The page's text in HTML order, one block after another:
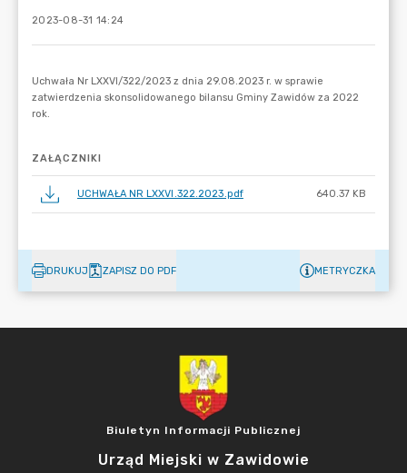
2023-08-31 14:24
ZAŁĄCZNIKI
UCHWAŁA NR LXXVI.322.2023.pdf 640.37 KB
DRUKUJ ZAPISZ DO PDF METRYCZKA
Biuletyn Informacji Publicznej
Urząd Miejski w Zawidowie